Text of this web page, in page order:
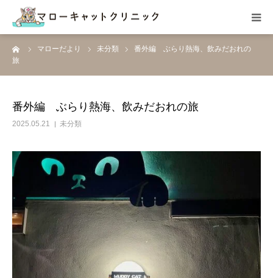
マローだより 未分類
番外編 ぶらり熱海、飲みだおれの
旅
番外編 ぶらり熱海、飲みだおれの旅
2025.05.21 未分類
HOME
院内の様子
ホテル
スタッフ紹介
アクセス
ご予約